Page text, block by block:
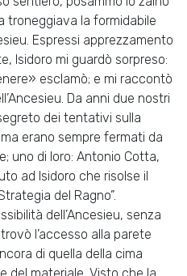
troneggiava la formidabile
Espressi apprezzamento
Isidoro mi guardò sorpreso:
esclamò; e mi raccontò
Da anni due nostri
dei tentativi sulla
erano sempre fermati da
uno di loro: Antonio Cotta,
ad Isidoro che risolse il
del Ragno”.
dell’Ancesieu, senza
l’accesso alla parete
di quella della cima